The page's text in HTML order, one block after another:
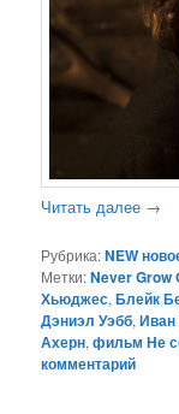
Читать далее →
Рубрика:NEW
Метки:Never Grow
Хьюджес,Блейк
Дэниэл Уэбб,Иван
Ахерн,фильм Не
комментарий